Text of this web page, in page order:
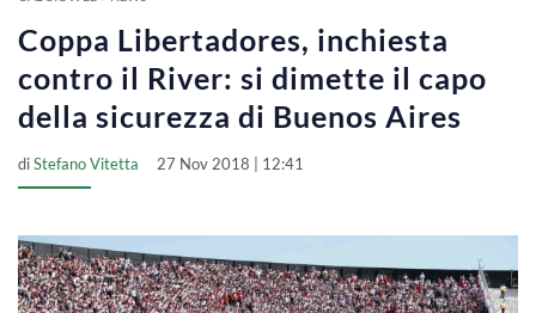
Coppa Libertadores, inchiesta
contro il River: si dimette il capo
della sicurezza di Buenos Aires
diStefano Vitetta 27 Nov 2018 | 12:41